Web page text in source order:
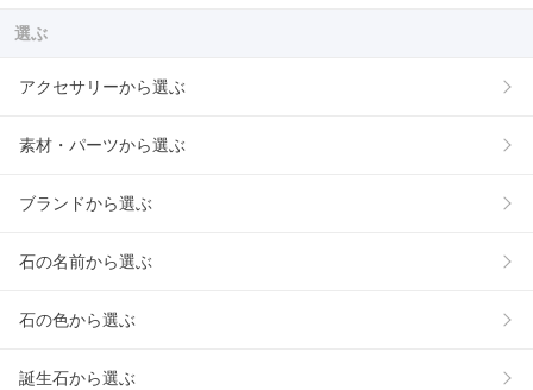
選ぶ
アクセサリーから選ぶ
素材・パーツから選ぶ
ブランドから選ぶ
石の名前から選ぶ
石の色から選ぶ
誕生石から選ぶ